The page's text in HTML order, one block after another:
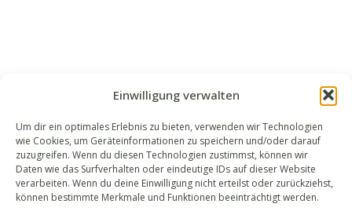
Einwilligung verwalten
Um dir ein optimales Erlebnis zu bieten, verwenden wir Technologien
wie Cookies, um Geräteinformationen zu speichern und/oder darauf
zuzugreifen. Wenn du diesen Technologien zustimmst, können wir
Daten wie das Surfverhalten oder eindeutige IDs auf dieser Website
verarbeiten. Wenn du deine Einwilligung nicht erteilst oder zurückziehst,
können bestimmte Merkmale und Funktionen beeinträchtigt werden.
WALEK RECHTSANWÄLT​​E
Bachstraße 13
56727 Mayen